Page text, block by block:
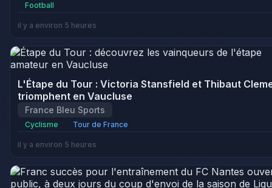
Football
il y a environ 5 heures
L'Étape du Tour : Victoria Stansfield et Thibaut
triomphent en Vaucluse
France Bleu Sports
Cyclisme Tour de France
il y a environ 5 heures